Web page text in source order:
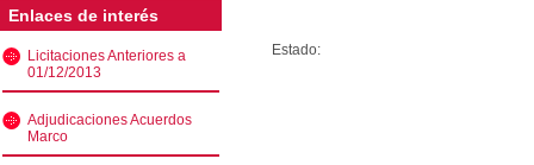
Enlaces de interés
Licitaciones Anteriores a
01/12/2013
Adjudicaciones Acuerdos
Marco
Estado: